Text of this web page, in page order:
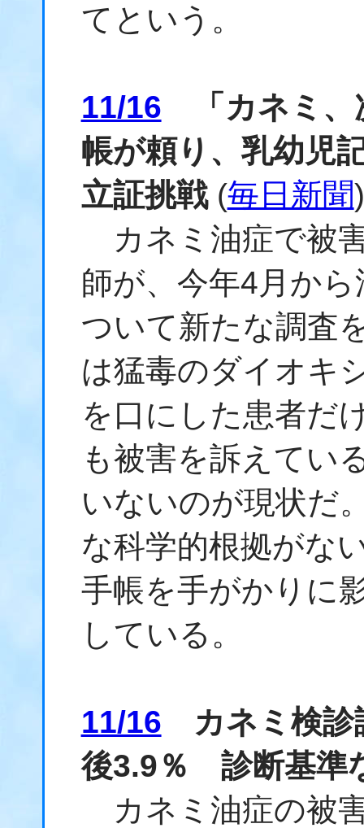
てという。
11/16 「カネミ、
帳が頼り、乳幼児
立証挑戦(毎日新聞)
カネミ油症で被
師が、今年4月か
ついて新たな調査
は猛毒のダイオキ
を口にした患者だ
も被害を訴えてい
いないのが現状だ
な科学的根拠がな
手帳を手がかりに
している。
11/16 カネミ検診
後3.9％ 診断基準
カネミ油症の被